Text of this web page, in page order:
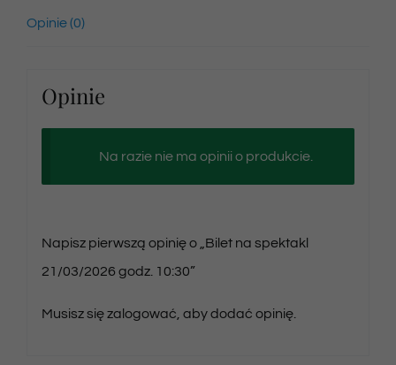
Opinie (0)
Opinie
Na razie nie ma opinii o produkcie.
Napisz pierwszą opinię o „Bilet na spektakl
21/03/2026 godz. 10:30”
Musisz sięzalogować , aby dodać opinię.